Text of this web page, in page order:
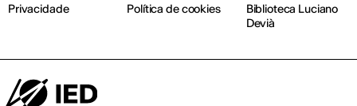
Privacidade Política de cookies
Biblioteca Luciano
Devià